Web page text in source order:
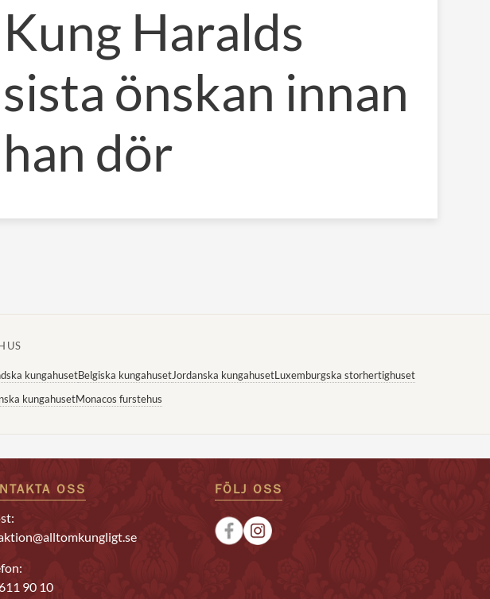
Kung Haralds
sista önskan innan
han dör
kungahusetBelgiska kungahusetJordanska kungahusetLuxemburgska storhertighuset
kungahusetMonacos furstehus
OSS
90 10
FÖLJ OSS